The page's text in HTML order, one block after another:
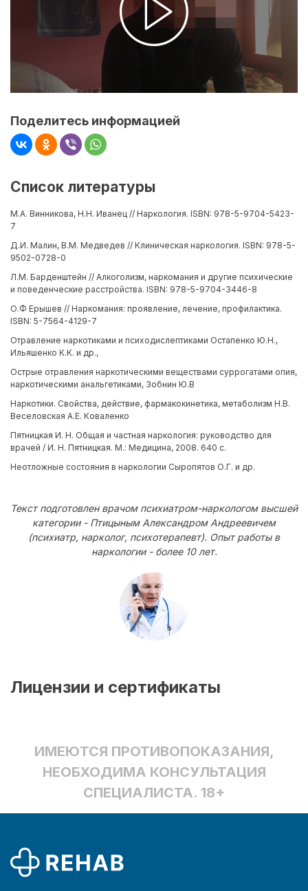
Поделитесь информацией
Список литературы
М.А. Винникова, Н.Н. Иванец // Наркология. ISBN: 978-5-9704-5423-
7
Д.И. Малин, В.М. Медведев // Клиническая наркология. ISBN: 978-5-
9502-0728-0
Л.М. Барденштейн // Алкоголизм, наркомания и другие психические
и поведенческие расстройства. ISBN: 978-5-9704-3446-8
О.Ф Ерышев // Наркомания: проявление, лечение, профилактика.
ISBN: 5-7564-4129-7
Отравление наркотиками и психодислептиками Остапенко Ю.Н.,
Ильяшенко К.К. и др.,
Острые отравления наркотическими веществами суррогатами опия,
наркотическими анальгетиками, Зобнин Ю.В
Наркотики. Свойства, действие, фармакокинетика, метаболизм Н.В.
Веселовская А.Е. Коваленко
Пятницкая И. Н. Общая и частная наркология: руководство для
врачей / И. Н. Пятницкая. М.: Медицина, 2008. 640 с.
Неотложные состояния в наркологии Сыропятов О.Г. и др.
Текст подготовлен врачом психиатром-наркологом высшей
категории - Птицыным Александром Андреевичем
(психиатр, нарколог, психотерапевт). Опыт работы в
наркологии - более 10 лет.
Лицензии и сертификаты
ИМЕЮТСЯ ПРОТИВОПОКАЗАНИЯ,
НЕОБХОДИМА КОНСУЛЬТАЦИЯ
СПЕЦИАЛИСТА. 18+